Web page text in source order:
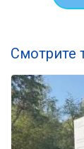
Смотрите